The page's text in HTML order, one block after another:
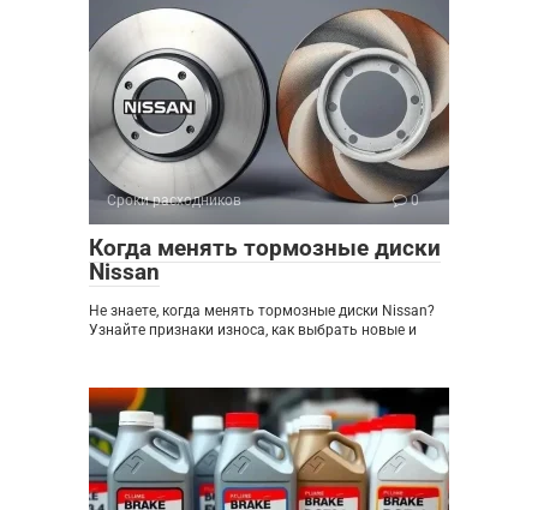
Сроки расходников 0
Когда менять тормозные диски
Nissan
Не знаете, когда менять тормозные диски Nissan?
Узнайте признаки износа, как выбрать новые и